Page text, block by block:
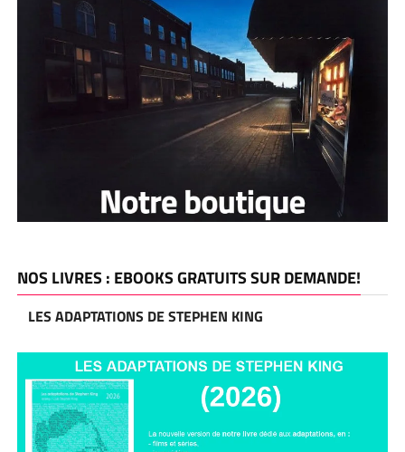
NOS LIVRES : EBOOKS GRATUITS SUR DEMANDE!
LES ADAPTATIONS DE STEPHEN KING